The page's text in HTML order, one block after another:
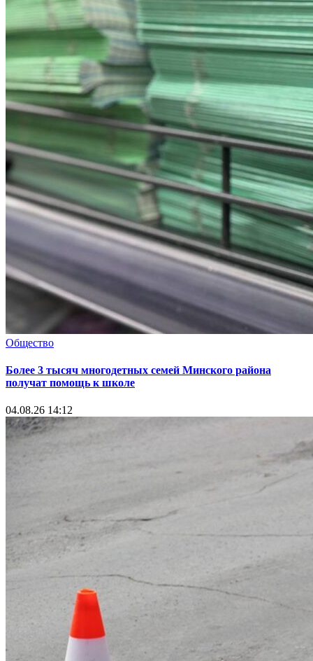
Общество
Более 3 тысяч многодетных семей Минского района
получат помощь к школе
04.08.26 14:12